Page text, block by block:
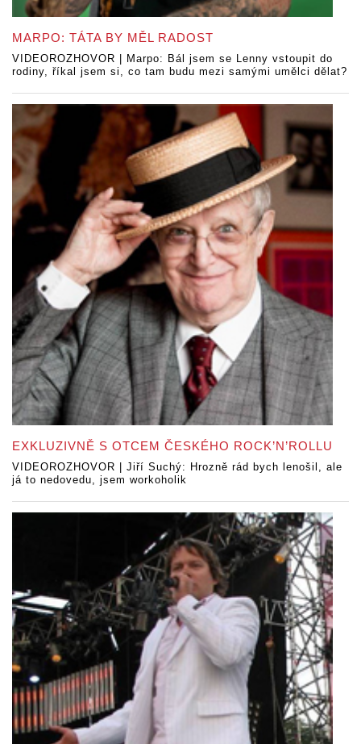
MARPO: TÁTA BY MĚL RADOST
VIDEOROZHOVOR | Marpo: Bál jsem se Lenny vstoupit do
rodiny, říkal jsem si, co tam budu mezi samými umělci dělat?
EXKLUZIVNĚ S OTCEM ČESKÉHO ROCK’N’ROLLU
VIDEOROZHOVOR | Jiří Suchý: Hrozně rád bych lenošil, ale
já to nedovedu, jsem workoholik